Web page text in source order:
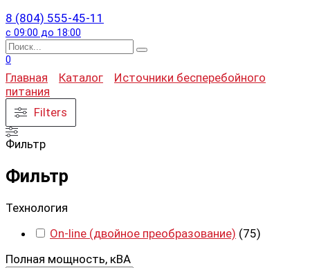
8 (804) 555-45-11
с 09:00 до 18:00
Search
for:
0
Главная Каталог
Источники бесперебойного
питания
Filters
Фильтр
Фильтр
Технология
On-line (двойное преобразование) (75)
Полная мощность, кВА